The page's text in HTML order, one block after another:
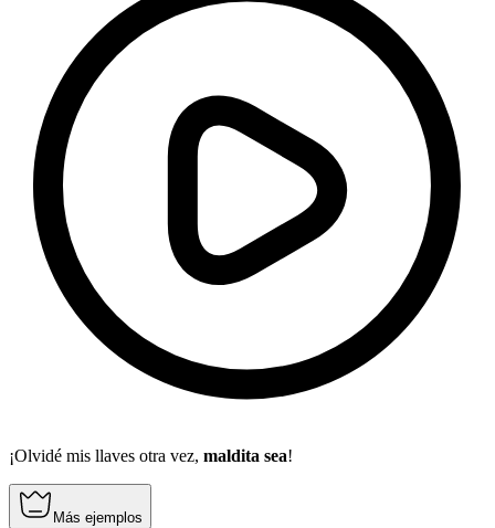
¡Olvidé mis llaves otra vez, maldita sea!
Más ejemplos